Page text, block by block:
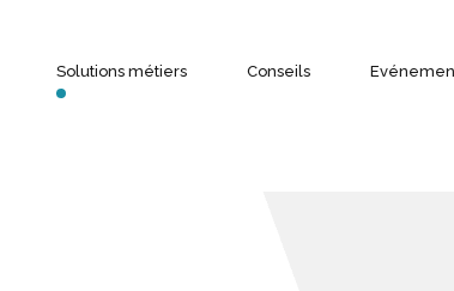
Solutions métiers Conseils